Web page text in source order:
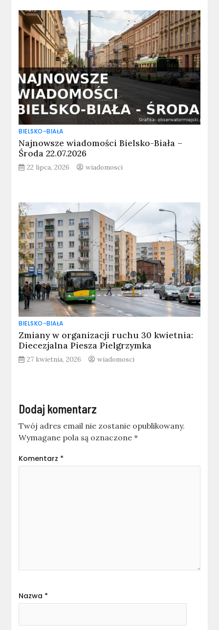
BIELSKO-BIAŁA
Najnowsze wiadomości Bielsko-Biała –
Środa 22.07.2026
22 lipca, 2026 wiadomosci
BIELSKO-BIAŁA
Zmiany w organizacji ruchu 30 kwietnia:
Diecezjalna Piesza Pielgrzymka
27 kwietnia, 2026 wiadomosci
Dodaj komentarz
Twój adres email nie zostanie opublikowany.
Wymagane pola są oznaczone*
Komentarz *
Nazwa *